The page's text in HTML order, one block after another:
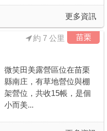
更多資訊
苗栗
約 7 公里
微笑田美露營區位在苗栗
縣南庄，有草地營位與棚
架營位，共收15帳，是個
小而美...